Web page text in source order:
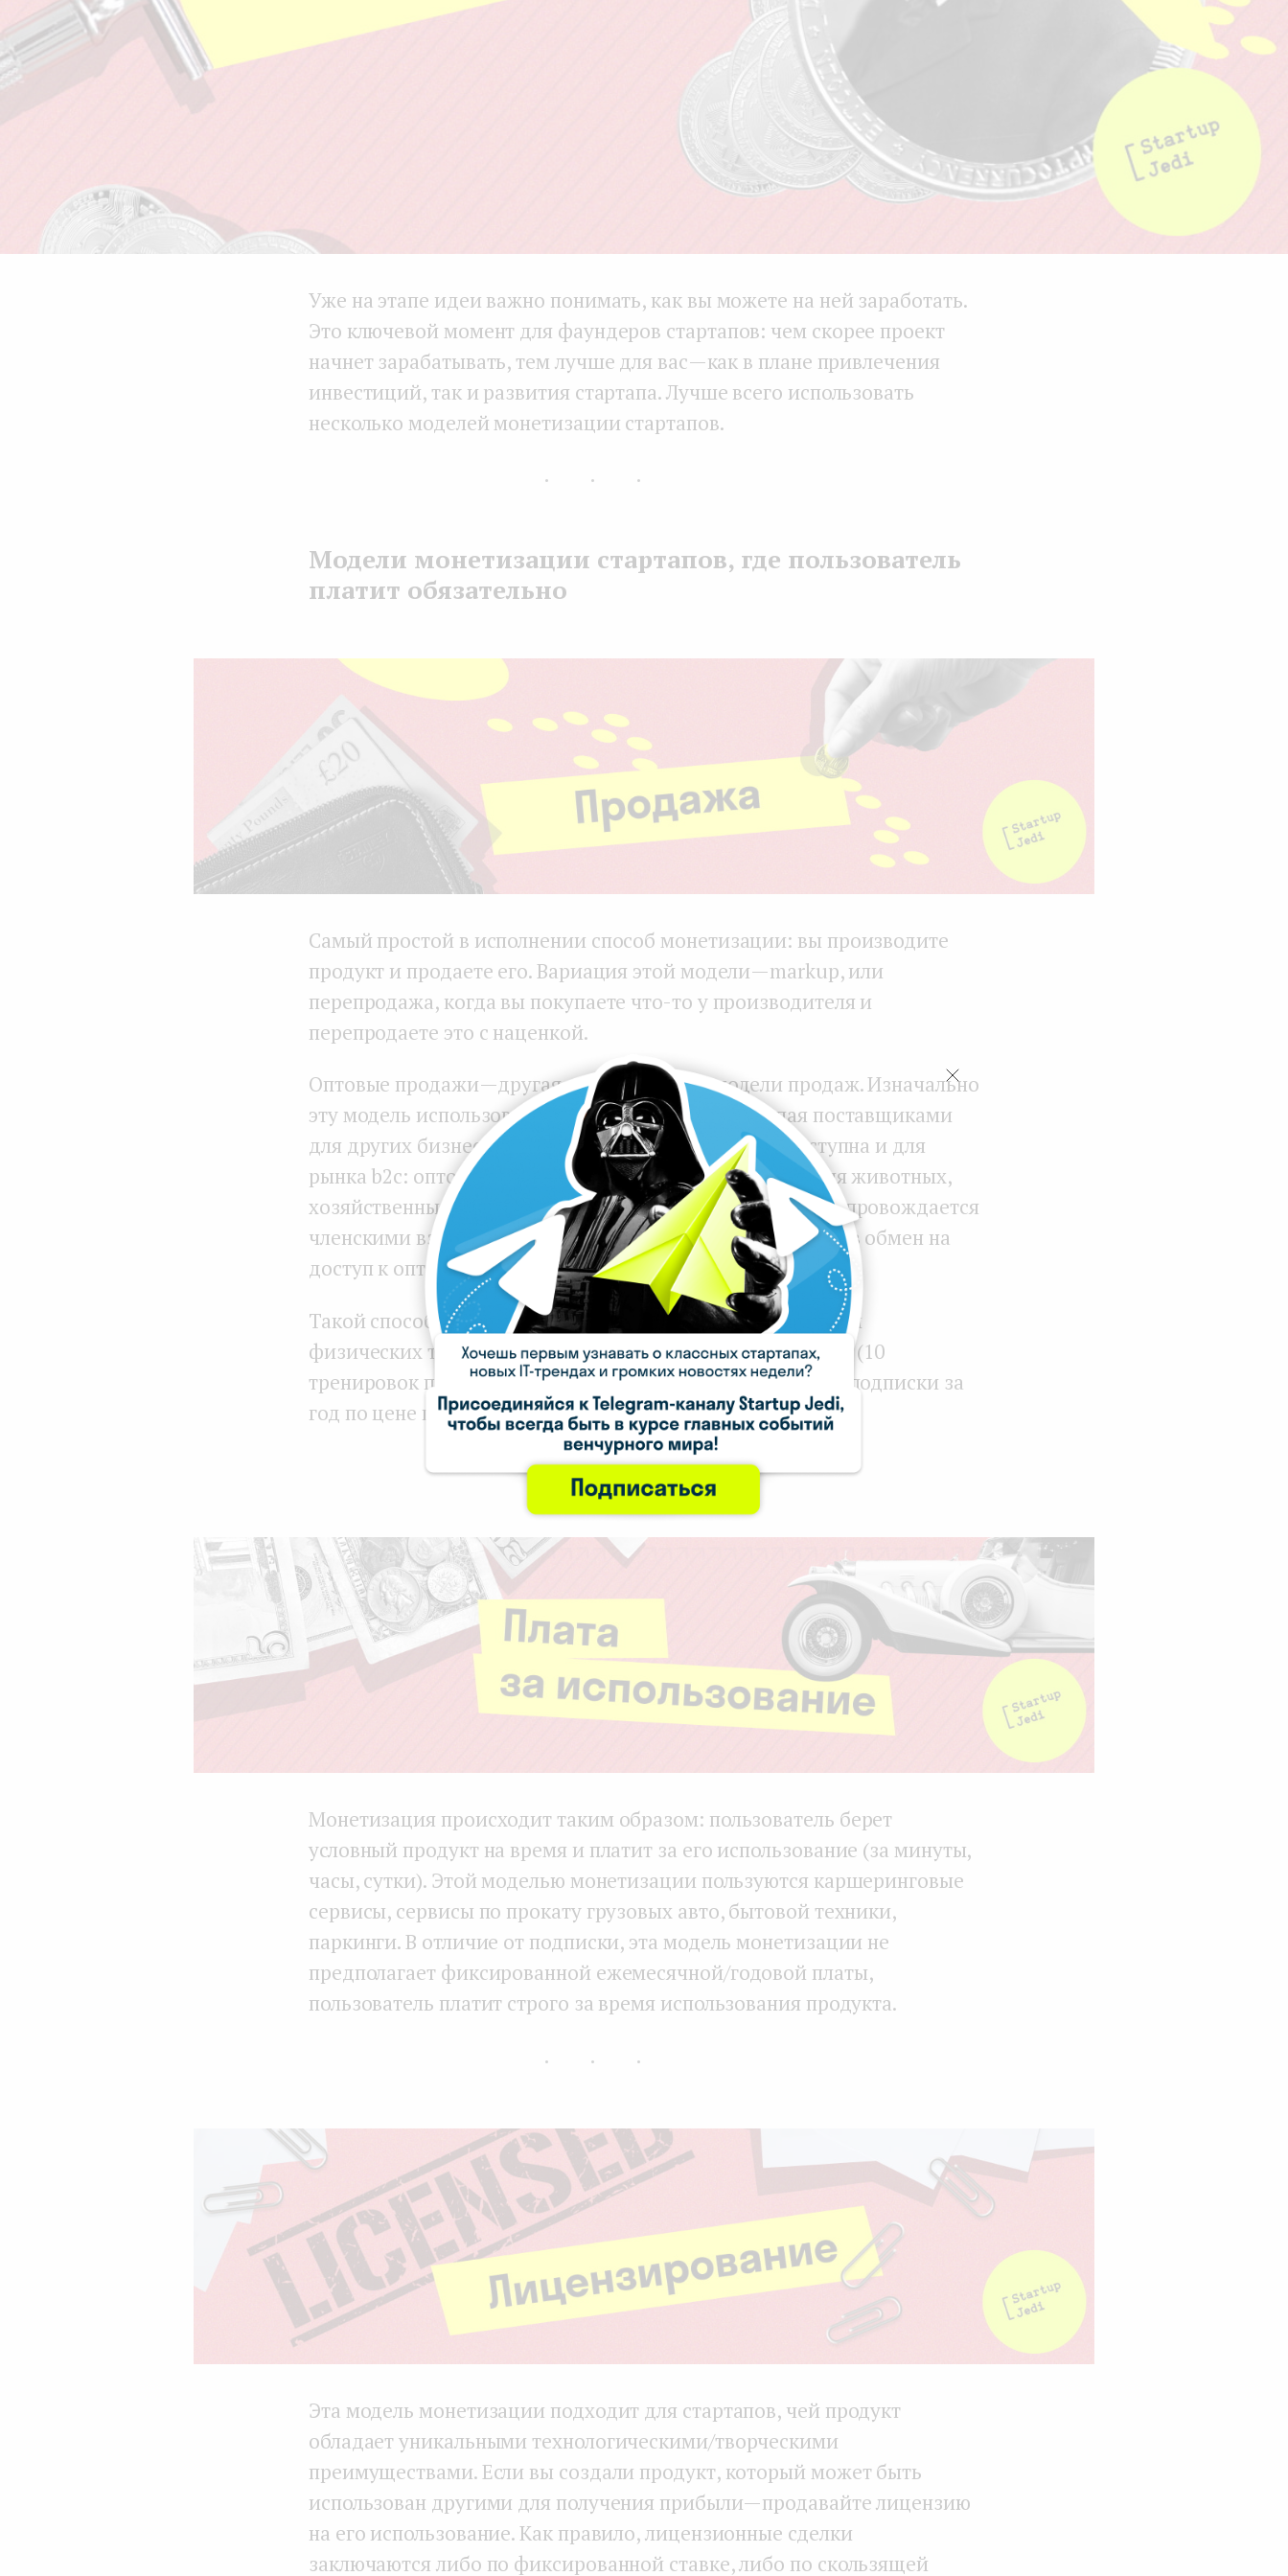
Уже на этапе идеи важно понимать, как вы можете на ней заработать.
Это ключевой момент для фаундеров стартапов: чем скорее проект
начнет зарабатывать, тем лучше для вас — как в плане привлечения
инвестиций, так и развития стартапа. Лучше всего использовать
несколько моделей монетизации стартапов.
...
Модели монетизации стартапов, где пользователь
платит обязательно
Самый простой в исполнении способ монетизации: вы производите
продукт и продаете его. Вариация этой модели — markup, или
перепродажа, когда вы покупаете что-то у производителя и
перепродаете это с наценкой.
Оптовые продажи — другая разновидность модели продаж. Изначально
эту модель использовали предприятия b2b, выступая поставщиками
для других бизнес-заказчиков. Теперь эта модель доступна и для
рынка b2c: оптом закупают продукты питания, корма для животных,
хозяйственные товары. Модель оптовых продаж часто сопровождается
членскими взносами: компании вводят ежегодную плату в обмен на
доступ к оптовым товарам.
Такой способ монетизации больше подходит для продажи
физических товаров, однако применим также и к услугам (10
тренировок по цене 8), цифровым продуктам (стоимость подписки за
год по цене полугода).
...
Монетизация происходит таким образом: пользователь берет
условный продукт на время и платит за его использование (за минуты,
часы, сутки). Этой моделью монетизации пользуются каршеринговые
сервисы, сервисы по прокату грузовых авто, бытовой техники,
паркинги. В отличие от подписки, эта модель монетизации не
предполагает фиксированной ежемесячной/годовой платы,
пользователь платит строго за время использования продукта.
...
Эта модель монетизации подходит для стартапов, чей продукт
обладает уникальными технологическими/творческими
преимуществами. Если вы создали продукт, который может быть
использован другими для получения прибыли — продавайте лицензию
на его использование. Как правило, лицензионные сделки
заключаются либо по фиксированной ставке, либо по скользящей